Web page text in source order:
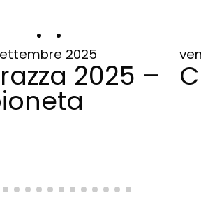
2025
2025 –